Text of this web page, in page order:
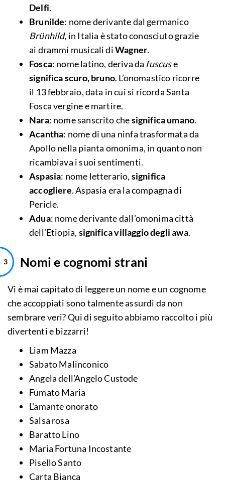
Delfi.
Brunilde: nome derivante dal germanico
Brünhild, in Italia è stato conosciuto grazie
ai drammi musicali diWagner.
Fosca: nome latino, deriva da fuscuse
significa scuro, bruno. L’onomastico ricorre
il 13 febbraio, data in cui si ricorda Santa
Fosca vergine e martire.
Nara: nome sanscrito chesignifica umano.
Acantha: nome di una ninfa trasformata da
Apollo nella pianta omonima, in quanto non
ricambiava i suoi sentimenti.
Aspasia: nome letterario, significa
accogliere. Aspasia era la compagna di
Pericle.
Adua: nome derivante dall’omonima città
dell’Etiopia, significa villaggio degli awa.
Nomi e cognomi strani
Vi è mai capitato di leggere un nome e un cognome
che accoppiati sono talmente assurdi da non
sembrare veri? Qui di seguito abbiamo raccolto i più
divertenti e bizzarri!
Liam Mazza
Sabato Malinconico
Angela dell’Angelo Custode
Fumato Maria
L’amante onorato
Salsa rosa
Baratto Lino
Maria Fortuna Incostante
Pisello Santo
Carta Bianca